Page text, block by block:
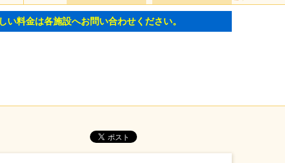
料金は各施設へお問い合わせください。